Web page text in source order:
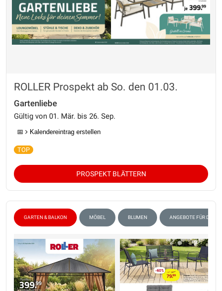
ROLLER Prospekt ab So. den 01.03.
Gartenliebe
Gültig von 01. Mär. bis 26. Sep.
📅 Kalendereintrag erstellen
PROSPEKT BLÄTTERN
GARTEN & BALKON MÖBEL BLUMEN ANGEBOTE FÜR DEN